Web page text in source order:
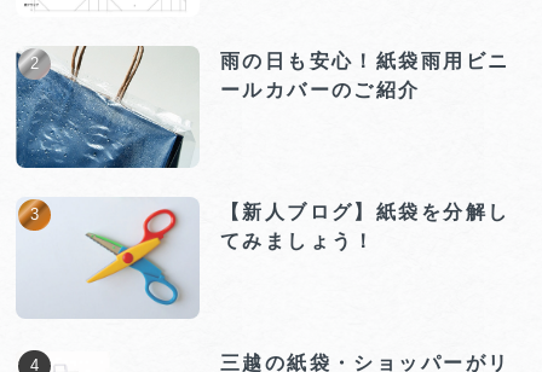
雨の日も安心！紙袋雨用ビニ
ールカバーのご紹介
【新人ブログ】紙袋を分解し
てみましょう！
三越の紙袋・ショッパーがリ